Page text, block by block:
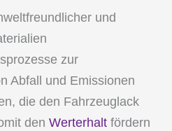
und
zur
Abfall und Emissionen
die den Fahrzeuglack
den Werterhalt fördern